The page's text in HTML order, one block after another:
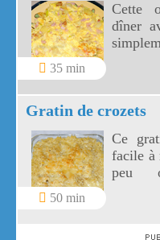
35 min
Cette
dîner
Gratin de crozets
50 min
Ce
facile à
peu